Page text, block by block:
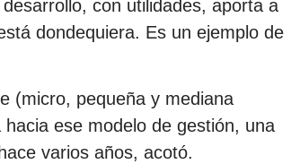
con utilidades, aporta a
dondequiera. Es un ejemplo de
(micro, pequeña y mediana
ese modelo de gestión, una
varios años, acotó.